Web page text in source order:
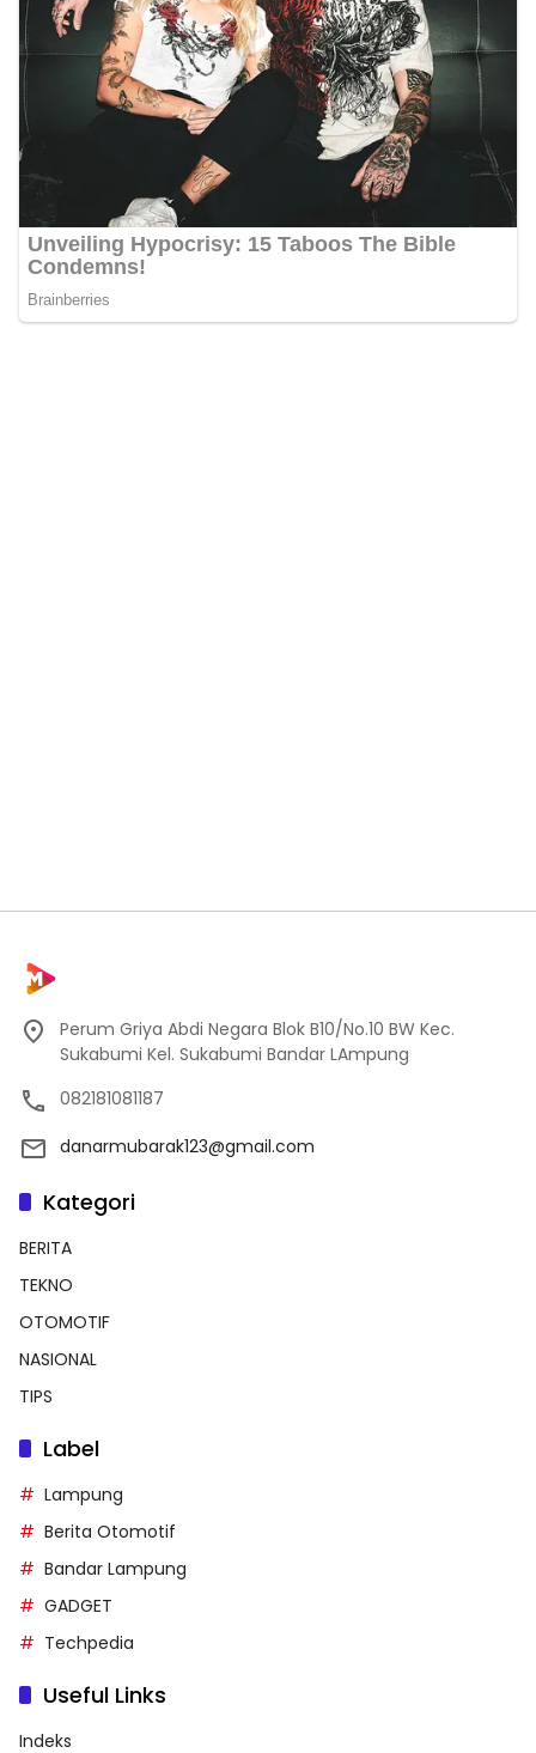
Perum Griya Abdi Negara Blok B10/No.10 BW Kec.
Sukabumi Kel. Sukabumi Bandar LAmpung
082181081187
danarmubarak123@gmail.com
Kategori
BERITA
TEKNO
OTOMOTIF
NASIONAL
TIPS
Label
Lampung
Berita Otomotif
Bandar Lampung
GADGET
Techpedia
Useful Links
Indeks